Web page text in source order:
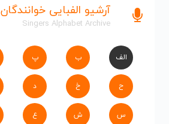
آرشیو الفبایی خوانندگان
Singers Alphabet Archive
الف ب پ
ح خ د
س ش ع